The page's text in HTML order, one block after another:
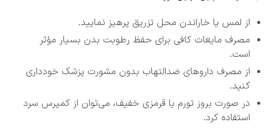
از لمس یا خاراندن محل تزریق پرهیز نمایید.
مصرف مایعات کافی برای حفظ رطوبت بدن بسیار مؤثر
است.
از مصرف داروهای ضدالتهاب بدون مشورت پزشک خودداری
کنید.
در صورت بروز تورم یا قرمزی خفیف، می‌توان از کمپرس سرد
استفاده کرد.